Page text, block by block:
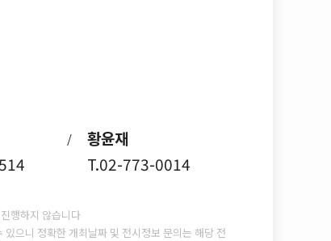
/
황윤재
T.02-773-0014
행하지 않습니다
으니 정확한 개최날짜 및 전시정보 문의는 해당 전